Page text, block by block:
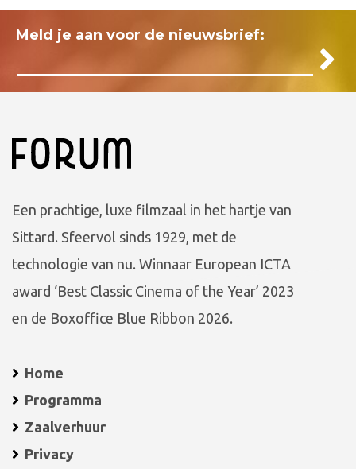
Meld je aan voor de nieuwsbrief:
Een prachtige, luxe filmzaal in het hartje van
Sittard. Sfeervol sinds 1929, met de
technologie van nu. Winnaar European ICTA
award ‘Best Classic Cinema of the Year’ 2023
en de Boxoffice Blue Ribbon 2026.
Home
Programma
Zaalverhuur
Privacy